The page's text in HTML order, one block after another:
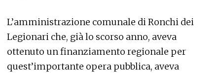
L’amministrazione comunale di Ronchi dei
Legionari che, già lo scorso anno, aveva
ottenuto un finanziamento regionale per
quest’importante opera pubblica, aveva